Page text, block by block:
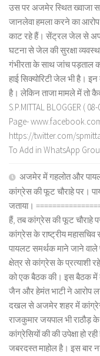
उस पर अजमेर स्थित ख्वाजा
जानलेवा हमला करने का
काट रहे हैं। सेंट्रल जेल से अपने
घटना से जेल की सुरक्षा
गंभीरता के साथ जांच
हाई सिक्योरिटी जेल भी है।
है। लेकिन ताजा मामले में तो
S.P.MITTAL BLOGGER (
Page-
https://twitter.com/
To Add in WhatsApp
अजमेर में गहलोत और
कांग्रेस की फूट चौराहे पर।
जताया।
हैं, तब कांग्रेस की फूट चौराहे
कांग्रेस के राष्ट्रीय
पायलट समर्थक माने जाने वाले
क्षेत्र से कांग्रेस के प्रत्याशी
को एक बैठक की। इस बैठक में
जैन और हेमंत भाटी ने आरोप
दखल से अजमेर शहर में कांग्रेस
राजकुमार जयपाल भी राठौड़
कांग्रेसियों की की उपेक्षा हो
जबरदस्त माहोल है। इस बार